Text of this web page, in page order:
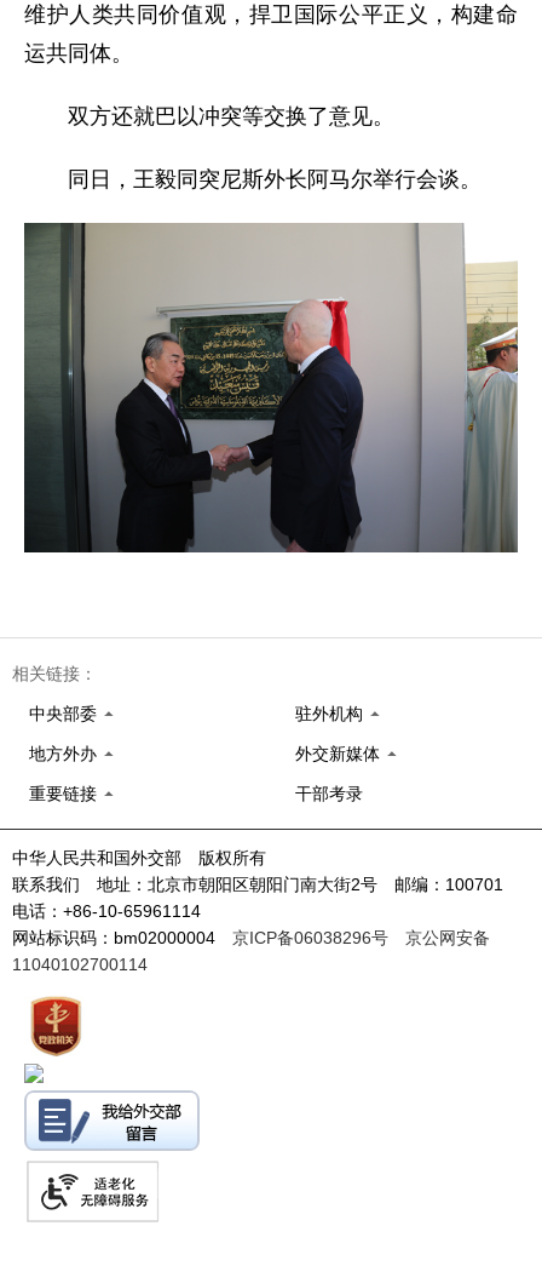
维护人类共同价值观，捍卫国际公平正义，构建命
运共同体。
双方还就巴以冲突等交换了意见。
同日，王毅同突尼斯外长阿马尔举行会谈。
相关链接：
中央部委 驻外机构
地方外办 外交新媒体
重要链接 干部考录
中华人民共和国外交部 版权所有
联系我们 地址：北京市朝阳区朝阳门南大街2号 邮编：100701
电话：+86-10-65961114
网站标识码：bm02000004 京ICP备06038296号
京公网安备
11040102700114